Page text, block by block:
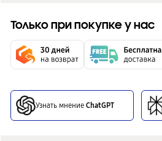
Только при покупке у нас
Узнать мнение ChatGPT